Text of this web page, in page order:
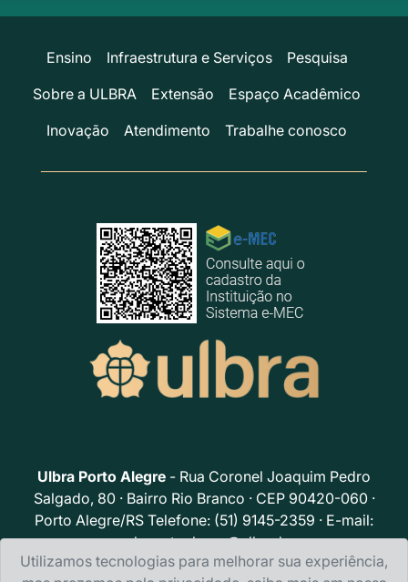
Ensino Infraestrutura e Serviços
Pesquisa
Sobre a ULBRA
Extensão
Espaço Acadêmico
Inovação
Atendimento Trabalhe conosco
Ulbra Porto Alegre - Rua Coronel Joaquim Pedro
Salgado, 80 · Bairro Rio Branco · CEP 90420-060 ·
Porto Alegre/RS Telefone: (51) 9145-2359 · E-mail:
poloportoalegre@ulbra.br
Política de privacidade
Utilizamos tecnologias para melhorar sua experiência,